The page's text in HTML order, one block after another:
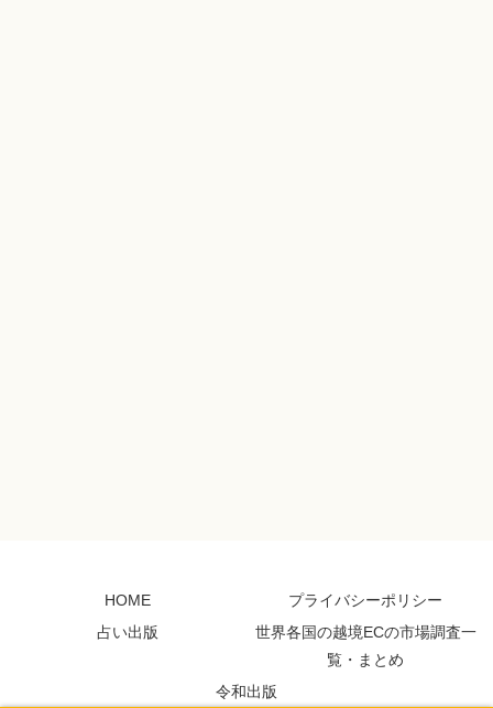
HOME
プライバシーポリシー
占い出版
世界各国の越境ECの市場調査一
覧・まとめ
令和出版